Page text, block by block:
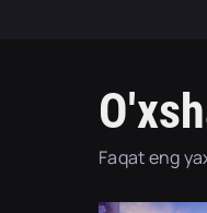
Faqat eng